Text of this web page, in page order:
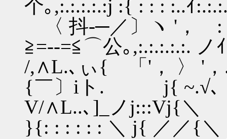
个｡,:.:.:.:.:j :{ : : : :..ｲ
〈 抖-─／〕ヽ '
≧=--=≦⌒公｡,:.:.:.:.:. ノ
/,∧L.､ぃ{ 「'， 〉 '
{￣〕iト. j{ ~.√､
V/∧L..､]_ノj:::Vj{＼
}{: : : : : : ＼ j{ ／／{＼